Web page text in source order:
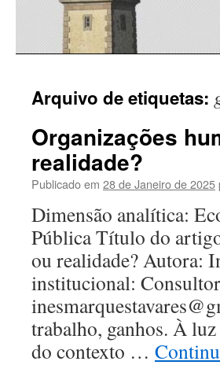
para
conteúdo
Arquivo de etiquetas:
Organizações
realidade?
Publicado em 28 de Janeiro de 2025
Dimensão analítica:
Pública Título do
ou realidade? Autora:
institucional:
trabalho, ganhos. À
do contexto …